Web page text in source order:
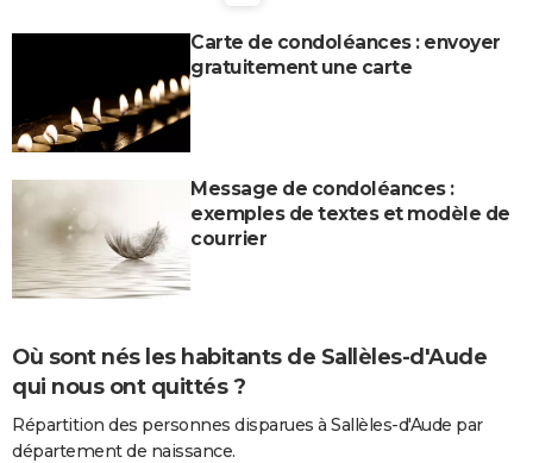
Carte de condoléances : envoyer
gratuitement une carte
Message de condoléances :
exemples de textes et modèle de
courrier
Où sont nés les habitants de Sallèles-d'Aude
qui nous ont quittés ?
Répartition des personnes disparues à Sallèles-d'Aude par
département de naissance.